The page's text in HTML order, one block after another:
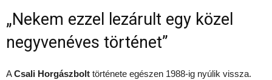
„Nekem ezzel lezárult egy közel
negyvenéves történet”
ACsali Horgászbolt története egészen 1988-ig nyúlik vissza.